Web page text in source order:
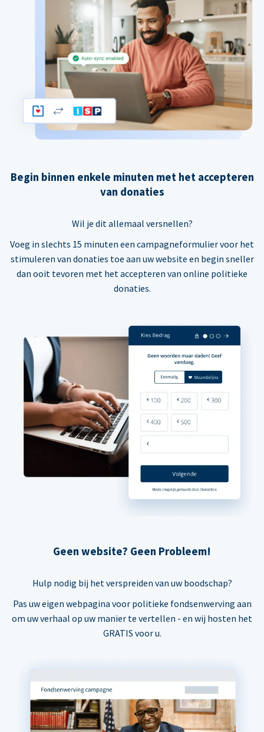
Begin binnen enkele minuten met het accepteren
van donaties
Wil je dit allemaal versnellen?
Voeg in slechts 15 minuten een campagneformulier voor het
stimuleren van donaties toe aan uw website en begin sneller
dan ooit tevoren met het accepteren van online politieke
donaties.
Geen website? Geen Probleem!
Hulp nodig bij het verspreiden van uw boodschap?
Pas uw eigen webpagina voor politieke fondsenwerving aan
om uw verhaal op uw manier te vertellen - en wij hosten het
GRATIS voor u.